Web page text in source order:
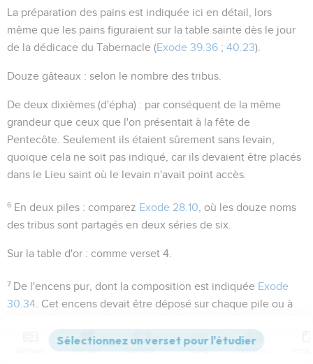
La préparation des pains est indiquée ici en détail, lors
même que les pains figuraient sur la table sainte dès le jour
de la dédicace du Tabernacle (Exode 39.36 ; 40.23).
Douze gâteaux : selon le nombre des tribus.
De deux dixièmes (d'épha) : par conséquent de la même
grandeur que ceux que l'on présentait à la fête de
Pentecôte. Seulement ils étaient sûrement sans levain,
quoique cela ne soit pas indiqué, car ils devaient être placés
dans le Lieu saint où le levain n'avait point accès.
6 En deux piles : comparez Exode 28.10 , où les douze noms
des tribus sont partagés en deux séries de six.
Sur la table d'or : comme verset 4.
7 De l'encens pur , dont la composition est indiquée Exode
30.34 . Cet encens devait être déposé sur chaque pile ou à
d'or. Lorsqu'au matin du sabbat les pains étaient retirés pour
Versions Commentaires Strong